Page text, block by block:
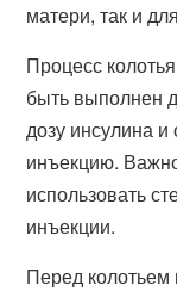
матери, так и
Процесс
быть выполнен
дозу инсулина и
инъекцию.
использовать
инъекции.
Перед колотьем